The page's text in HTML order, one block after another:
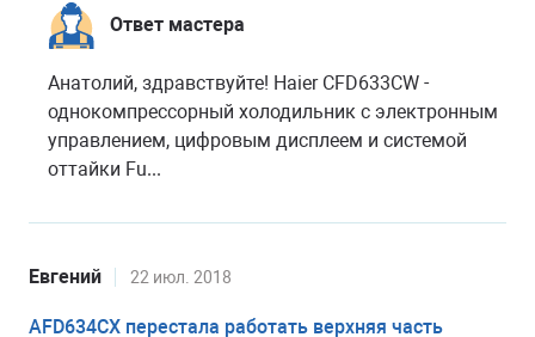
Ответ мастера
Анатолий, здравствуйте! Haier CFD633CW -
однокомпрессорный холодильник с электронным
управлением, цифровым дисплеем и системой
оттайки Fu...
Евгений 22 июл. 2018
AFD634CX перестала работать верхняя часть